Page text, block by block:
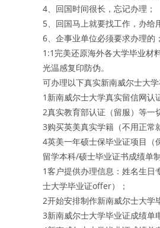
4、回国时间很长，忘记办理；
5、回国马上就要找工作，办给
6、企事业单位必须要求办理的；
1:1完美还原海外各大学毕业材
光温感复印防伪。
可办理以下真实新南威尔士大
1新南威尔士大学真实留信网认
2真实教育部认证（留服）等一
3购买英美真实学籍（不用正常
4英美一年硕士保毕业证项目（
留学本科/硕士毕业证书成绩单
1客户提供办理信息：姓名生
士大学毕业证offer）；
2开始安排制作新南威尔士大学
3新南威尔士大学毕业证成绩单